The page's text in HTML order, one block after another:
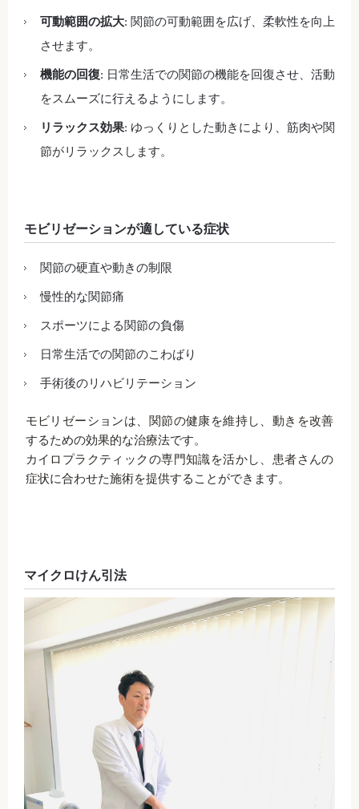
可動範囲の拡大: 関節の可動範囲を広げ、柔軟性を向上
させます。
機能の回復: 日常生活での関節の機能を回復させ、活動
をスムーズに行えるようにします。
リラックス効果: ゆっくりとした動きにより、筋肉や関
節がリラックスします。
モビリゼーションが適している症状
関節の硬直や動きの制限
慢性的な関節痛
スポーツによる関節の負傷
日常生活での関節のこわばり
手術後のリハビリテーション
モビリゼーションは、関節の健康を維持し、動きを改善
するための効果的な治療法です。
カイロプラクティックの専門知識を活かし、患者さんの
症状に合わせた施術を提供することができます。
マイクロけん引法